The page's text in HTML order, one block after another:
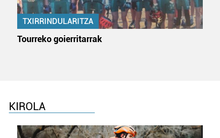
TXIRRINDULARITZA
Tourreko goierritarrak
KIROLA